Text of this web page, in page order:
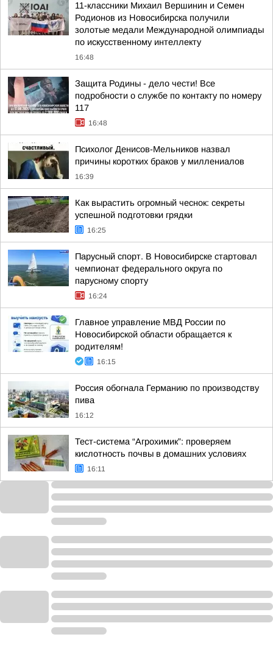
11-классники Михаил Вершинин и Семен
Родионов из Новосибирска получили
золотые медали Международной олимпиады
по искусственному интеллекту
16:48
Защита Родины - дело чести! Все
подробности о службе по контакту по номеру
117
16:48
Психолог Денисов-Мельников назвал
причины коротких браков у миллениалов
16:39
Как вырастить огромный чеснок: секреты
успешной подготовки грядки
16:25
Парусный спорт. В Новосибирске стартовал
чемпионат федерального округа по
парусному спорту
16:24
Главное управление МВД России по
Новосибирской области обращается к
родителям!
16:15
Россия обогнала Германию по производству
пива
16:12
Тест-система “Агрохимик”: проверяем
кислотность почвы в домашних условиях
16:11